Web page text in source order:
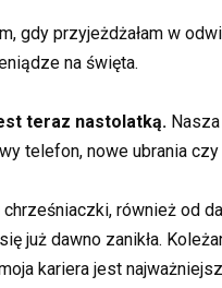
gdy przyjeżdżałam w
na święta.
teraz nastolatką.
telefon, nowe ubrania
również od
już dawno zanikła.
kariera jest